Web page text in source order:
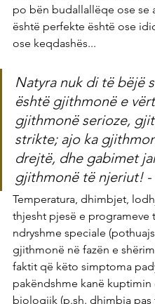
po bën budallallëqe ose se
është perfekte është ose
ose keqdashës...
Natyra nuk di të bëjë
është gjithmonë e
gjithmonë serioze,
strikte; ajo ka
drejtë, dhe gabimet
gjithmonë të njeriut! -
Temperatura, dhimbjet,
thjesht pjesë e programeve
ndryshme speciale
gjithmonë në fazën e
faktit që këto simptoma
pakëndshme kanë kuptimin
biologjik (p.sh. dhimbja pas